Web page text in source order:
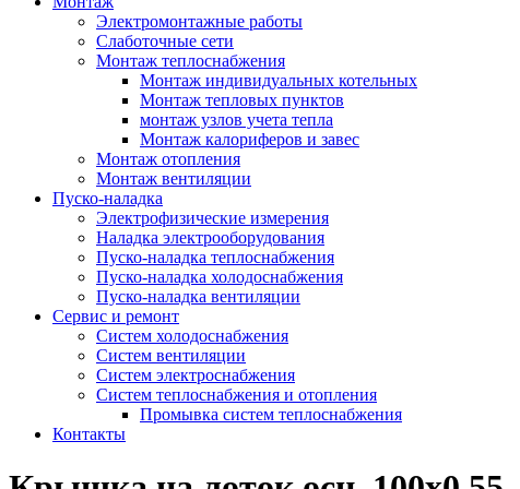
Электромонтажные работы
Слаботочные сети
Монтаж теплоснабжения
Монтаж индивидуальных котельных
Монтаж тепловых пунктов
монтаж узлов учета тепла
Монтаж калориферов и завес
Монтаж отопления
Монтаж вентиляции
Пуско-наладка
Электрофизические измерения
Наладка электрооборудования
Пуско-наладка теплоснабжения
Пуско-наладка холодоснабжения
Пуско-наладка вентиляции
Сервис и ремонт
Систем холодоснабжения
Систем вентиляции
Систем электроснабжения
Систем теплоснабжения и отопления
Промывка систем теплоснабжения
Контакты